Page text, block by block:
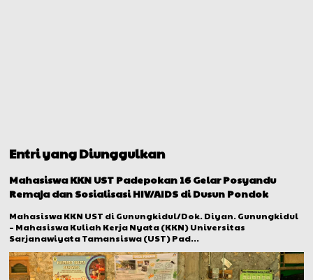
Entri yang Diunggulkan
Mahasiswa KKN UST Padepokan 16 Gelar Posyandu
Remaja dan Sosialisasi HIV/AIDS di Dusun Pondok
Mahasiswa KKN UST di Gunungkidul/Dok. Diyan. Gunungkidul
– Mahasiswa Kuliah Kerja Nyata (KKN) Universitas
Sarjanawiyata Tamansiswa (UST) Pad...